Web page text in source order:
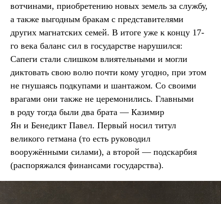
вотчинами, приобретению новых земель за службу,
а также выгодным бракам с представителями
других магнатских семей. В итоге уже к концу 17-
го века баланс сил в государстве нарушился:
Сапеги стали слишком влиятельными и могли
диктовать свою волю почти кому угодно, при этом
не гнушаясь подкупами и шантажом. Со своими
врагами они также не церемонились. Главными
в роду тогда были два брата — Казимир
Ян и Бенедикт Павел. Первый носил титул
великого гетмана (то есть руководил
вооружёнными силами), а второй — подскарбия
(распоряжался финансами государства).